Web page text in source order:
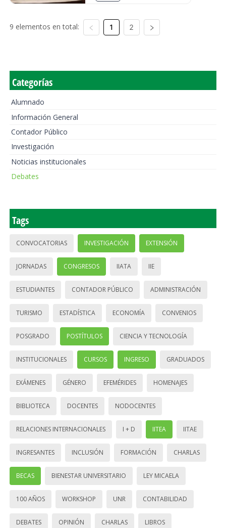
9 elementos en total: 1 2
Categorías
Alumnado
Información General
Contador Público
Investigación
Noticias institucionales
Debates
Tags
CONVOCATORIAS INVESTIGACIÓN EXTENSIÓN
JORNADAS CONGRESOS IIATA IIE
ESTUDIANTES CONTADOR PÚBLICO ADMINISTRACIÓN
TURISMO ESTADÍSTICA ECONOMÍA CONVENIOS
POSGRADO POSTÍTULOS CIENCIA Y TECNOLOGÍA
INSTITUCIONALES CURSOS INGRESO GRADUADOS
EXÁMENES GÉNERO EFEMÉRIDES HOMENAJES
BIBLIOTECA DOCENTES NODOCENTES
RELACIONES INTERNACIONALES I + D IITEA IITAE
INGRESANTES INCLUSIÓN FORMACIÓN CHARLAS
BECAS BIENESTAR UNIVERSITARIO LEY MICAELA
100 AÑOS WORKSHOP UNR CONTABILIDAD
DEBATES OPINIÓN CHARLAS LIBROS